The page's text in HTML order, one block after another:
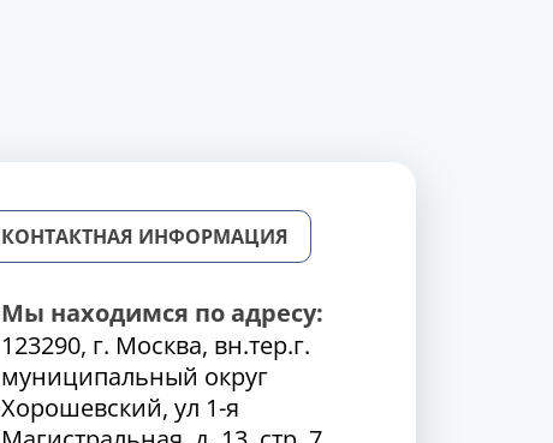
КОНТАКТНАЯ ИНФОРМАЦИЯ
Мы находимся по адресу:
123290, г. Москва, вн.тер.г.
муниципальный округ
Хорошевский, ул 1-я